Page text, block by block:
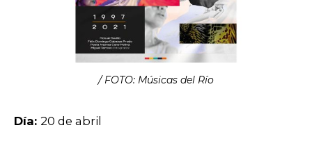
/ FOTO: Músicas del Río
Día: 20 de abril